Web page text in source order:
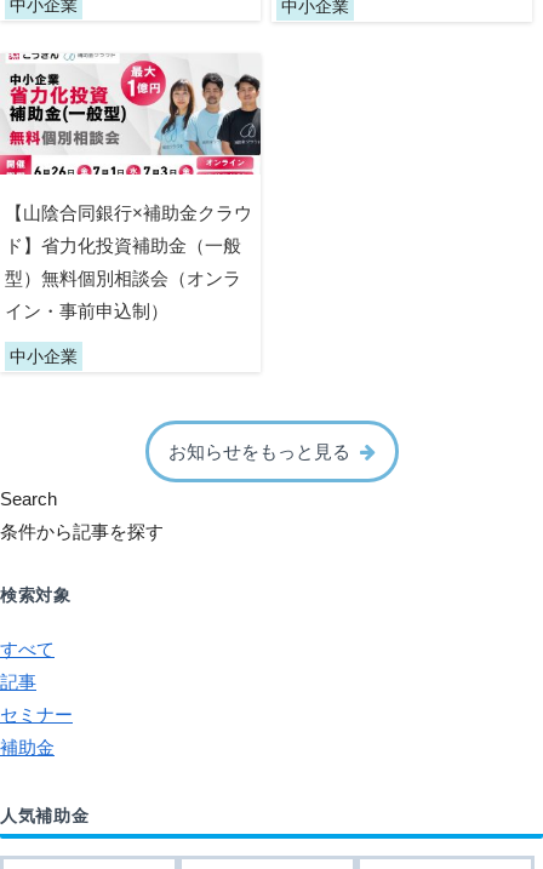
中小企業 中小企業
【山陰合同銀行×補助金クラウ
ド】省力化投資補助金（一般
型）無料個別相談会（オンラ
イン・事前申込制）
中小企業
お知らせをもっと見る
Search
条件から記事を探す
検索対象
すべて
記事
セミナー
補助金
人気補助金